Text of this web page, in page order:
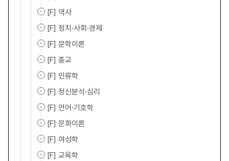
[F] 역사
[F] 정치·사회·경제
[F] 문학이론
[F] 종교
[F] 인류학
[F] 정신분석·심리
[F] 언어·기호학
[F] 문화이론
[F] 여성학
[F] 교육학